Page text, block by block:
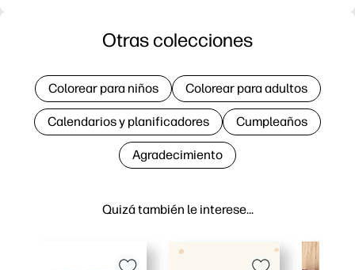
Quizá también le interese…
Otras colecciones
Colorear para niños Colorear para adultos
Calendarios y planificadores Cumpleaños
Agradecimiento